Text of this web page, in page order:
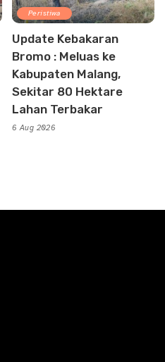
Peristiwa
Update Kebakaran
Bromo : Meluas ke
Kabupaten Malang,
Sekitar 80 Hektare
Lahan Terbakar
6 Aug 2026